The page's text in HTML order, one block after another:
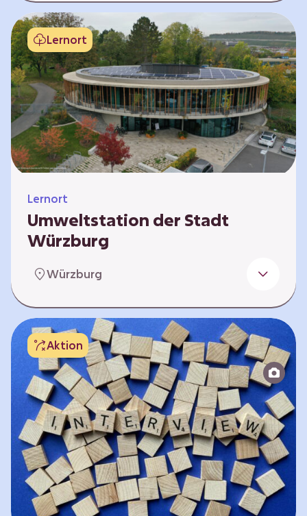
„Meereserwärmung” und
„Meeresversauerung”. Die Kurse richten sich
direkt an Lehrende und können selbstständig
und zeitlich unabhängig erarbeitet werden.
Dabei wird auf spielerische Weise erfahrbar,
wie wichtig die Meere als natürliche
Klimaschützer sind und welchen Einfluss sie
auf das globale Klimasystem haben. Es gibt
keine vorgeschriebene Reihenfolge. Die…
Lernort
Lernort
Umweltstation der Stadt
Würzburg
Die Umweltstation der Stadt Würzburg wurde
1990 als erste Umweltstation Bayerns
Angebote der Bildung für nachhaltige
Entwicklung, Abfall- und Umweltberatung
sowie die Koordination der Lokalen Agenda
21. Wir bieten interaktive Lerneinheiten,
Workshops und Fortbildungen an und
ermöglichen den Teilnehmenden ein
spielerisches „Lernen durch Erleben“. In
unserer „Bibliothek der…
Würzburg
Aktion